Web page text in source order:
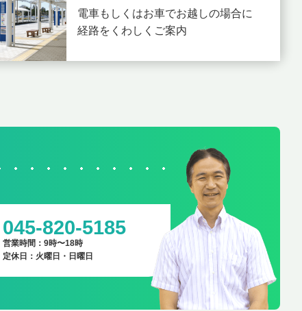
電車もしくはお車でお越しの場合に
経路をくわしくご案内
045-820-5185
営業時間：9時〜18時
定休日：火曜日・日曜日